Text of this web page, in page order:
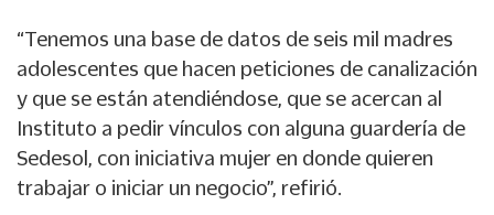
“Tenemos una base de datos de seis mil madres
adolescentes que hacen peticiones de canalización
y que se están atendiéndose, que se acercan al
Instituto a pedir vínculos con alguna guardería de
Sedesol, con iniciativa mujer en donde quieren
trabajar o iniciar un negocio”, refirió.